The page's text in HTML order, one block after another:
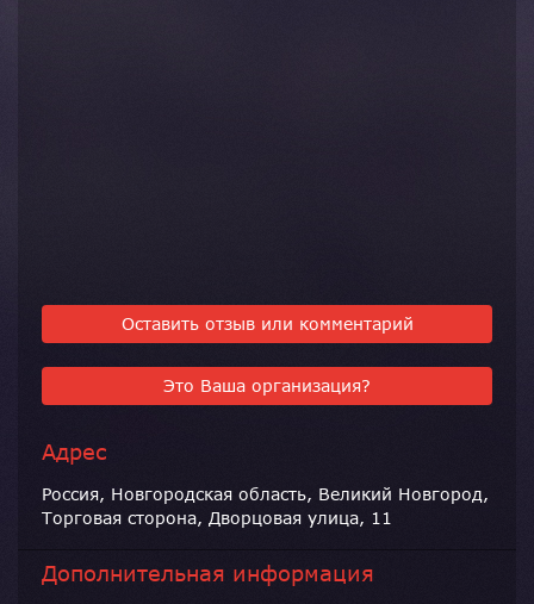
Оставить отзыв или комментарий
Это Ваша организация?
Адрес
Россия, Новгородская область, Великий Новгород,
Торговая сторона, Дворцовая улица, 11
Дополнительная информация